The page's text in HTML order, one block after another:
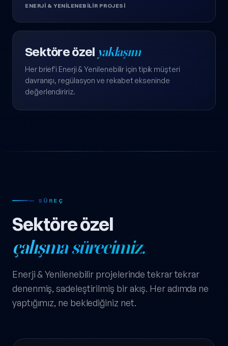
ENERJI & YENILENEBILIR PROJESI
Sektöre özel yaklaşım
Her brief'i Enerji & Yenilenebilir için tipik müşteri
davranışı, regülasyon ve rekabet ekseninde
değerlendiririz.
— SÜREÇ
Sektöre özel
çalışma sürecimiz.
Enerji & Yenilenebilir projelerinde tekrar tekrar
denenmiş, sadeleştirilmiş bir akış. Her adımda ne
yaptığımız, ne beklediğiniz net.